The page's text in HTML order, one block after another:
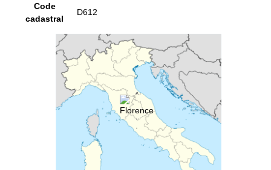
Code
cadastral
D612